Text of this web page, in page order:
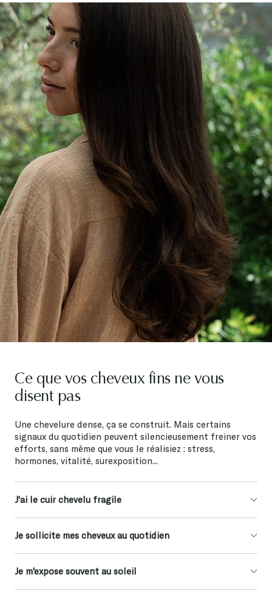
Ce que vos cheveux fins ne vous
disent pas
Une chevelure dense, ça se construit. Mais certains
signaux du quotidien peuvent silencieusement freiner vos
efforts, sans même que vous le réalisiez : stress,
hormones, vitalité, surexposition...
J'ai le cuir chevelu fragile
Je sollicite mes cheveux au quotidien
Je m'expose souvent au soleil